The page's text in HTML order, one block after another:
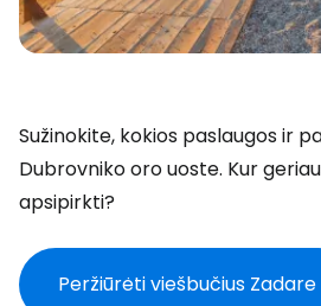
Sužinokite, kokios paslaugos ir
Dubrovniko oro uoste. Kur
apsipirkti?
Peržiūrėti viešbučius Zadare